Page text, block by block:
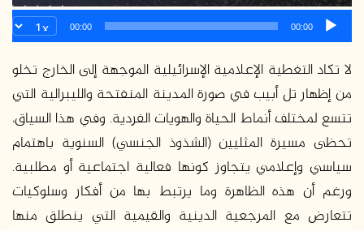
ت
ر
ن
ي
00:00
00:00
لا تكاد التغطية الإعلامية الإسرائيلية الموجهة إلى الخارج تخلو
من إظهار تل أبيب في صورة المدينة المنفتحة والليبرالية التي
تتسع لمختلف أنماط الحياة والهويات الفردية. وفي هذا السياق،
تحظى مسيرة المثليين (الشذوذ الجنسي) السنوية باهتمام
سياسي وإعلامي يتجاوز كونها فعالية اجتماعية أو مطلبية.
ورغم أن هذه الظاهرة وما يرتبط بها من أفكار وسلوكيات
تتعارض مع المرجعية الدينية والقيمية التي ينطلق منها